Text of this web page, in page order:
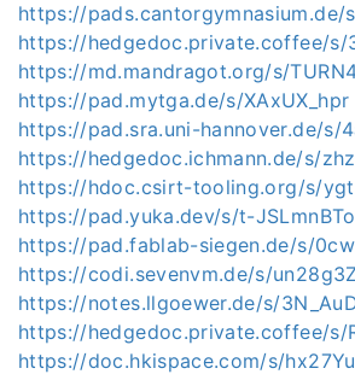
https://pads.cantorgymnasium.de/
https://hedgedoc.private.coffee/s/
https://md.mandragot.org/s/
https://pad.mytga.de/s/XAxUX_hpr
https://pad.sra.uni-hannover.de/s/
https://hedgedoc.ichmann.de/s/
https://hdoc.csirt-tooling.org/s/
https://pad.yuka.dev/s/t-JSLmnBTo
https://pad.fablab-siegen.de/s/
https://codi.sevenvm.de/s/
https://notes.llgoewer.de/s/
https://hedgedoc.private.coffee/s/
https://doc.hkispace.com/s/